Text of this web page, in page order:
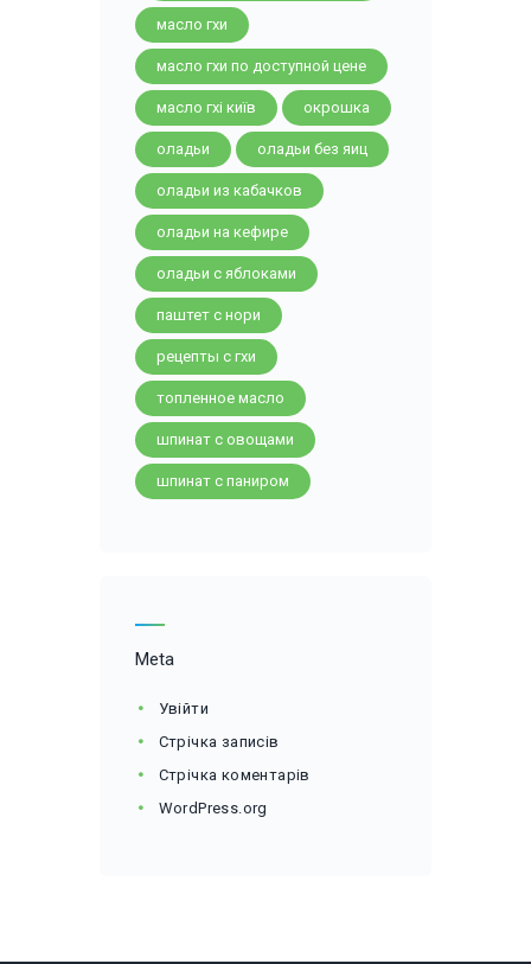
масло гхи
масло гхи по доступной цене
масло гхі київ окрошка
оладьи оладьи без яиц
оладьи из кабачков
оладьи на кефире
оладьи с яблоками
паштет с нори
рецепты с гхи
топленное масло
шпинат с овощами
шпинат с паниром
Meta
Увійти
Стрічка записів
Стрічка коментарів
WordPress.org